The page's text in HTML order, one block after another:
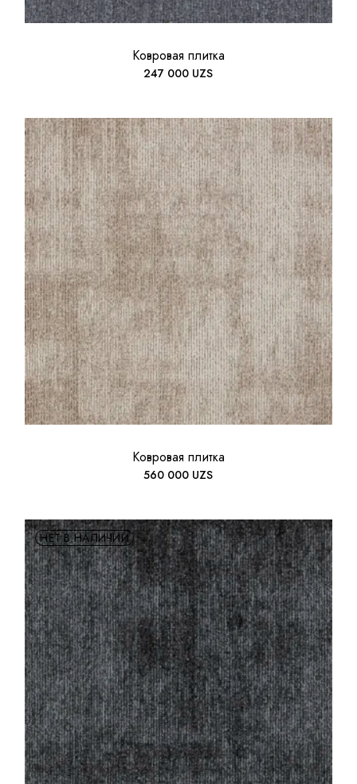
Ковровая плитка
247 000 UZS
Ковровая плитка
560 000 UZS
НЕТ В НАЛИЧИИ